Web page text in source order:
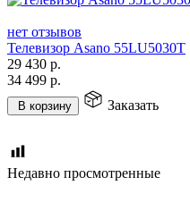
нет отзывов
Телевизор Asano 55LU5030T
29 430 р.
34 499 р.
В корзину Заказать
Недавно просмотренные